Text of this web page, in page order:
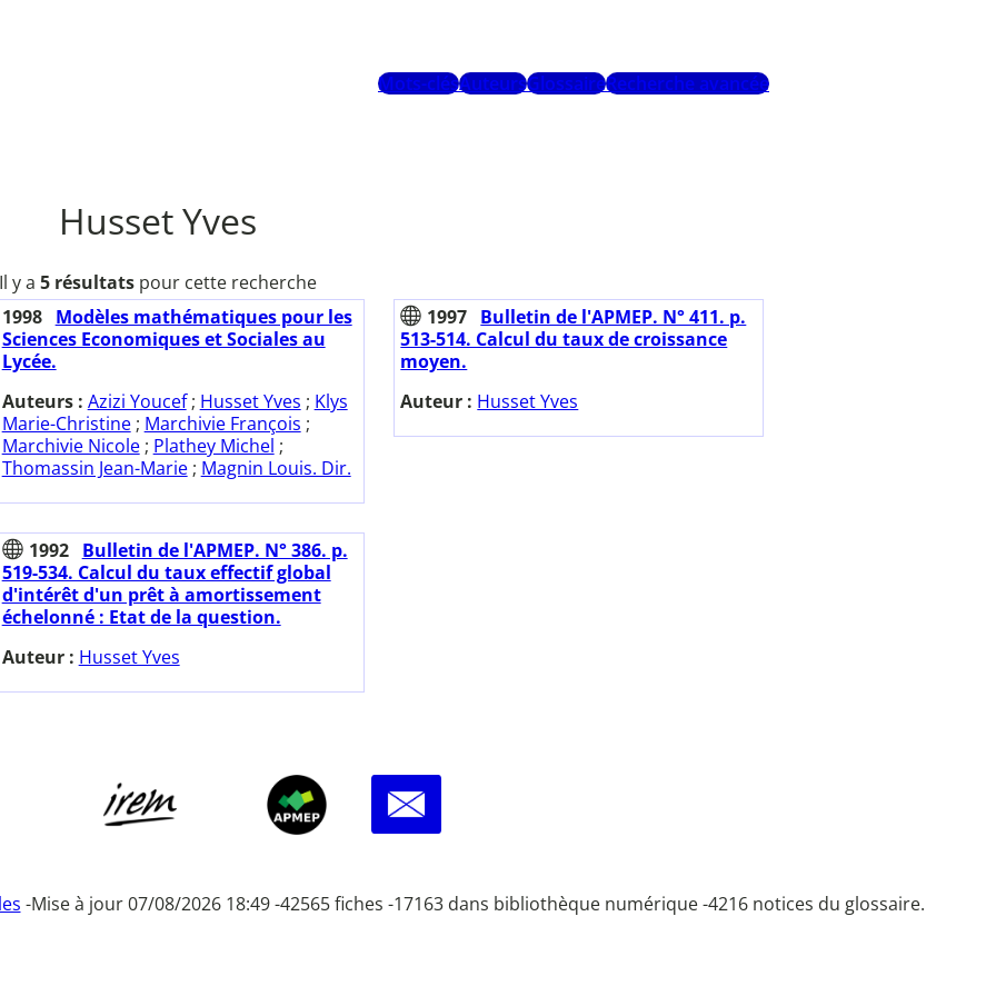
Mots-clésAuteursGlossaireRecherche avancée
Husset Yves
Il y a 5 résultats pour cette recherche
1998
Modèles mathématiques pour les
Sciences Economiques et Sociales au
Lycée.
Auteurs : Azizi Youcef; Husset Yves ; Klys
Marie-Christine; Marchivie François ;
Marchivie Nicole; Plathey Michel ;
Thomassin Jean-Marie; Magnin Louis. Dir.
1997 Bulletin de l'APMEP. N° 411. p.
513-514. Calcul du taux de croissance
moyen.
Auteur : Husset Yves
1992
Bulletin de l'APMEP. N° 386. p.
519-534. Calcul du taux effectif global
d'intérêt d'un prêt à amortissement
échelonné : Etat de la question.
Auteur : Husset Yves
-Mise à jour 07/08/2026 18:49 -42565 fiches -17163 dans bibliothèque numérique -4216 notices du glossaire.